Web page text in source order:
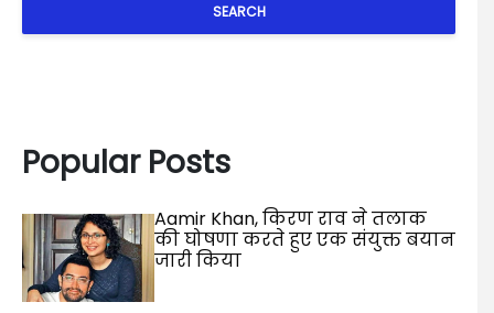
SEARCH
Popular Posts
Aamir Khan, किरण राव ने तलाक
की घोषणा करते हुए एक संयुक्त बयान
जारी किया